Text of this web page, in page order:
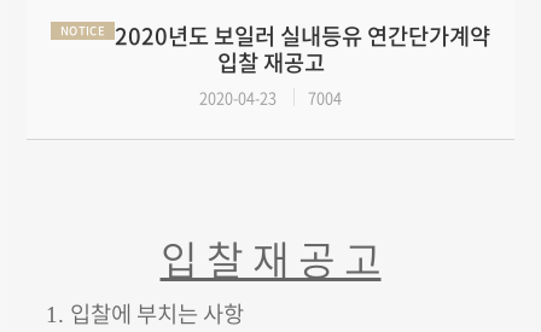
NOTICE 2020년도 보일러 실내등유 연간단가계약
입찰 재공고
2020-04-23 7004
입 찰 재 공 고
1. 입찰에 부치는 사항